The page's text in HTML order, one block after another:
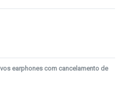
earphones com cancelamento de